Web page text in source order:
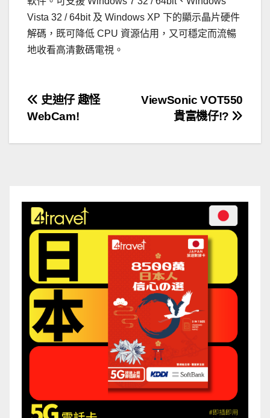
Vista 32 / 64bit 及 Windows XP 下的顯示晶片硬件
解碼，既可降低 CPU 資源佔用，又可穩定而流暢
地收看高清數碼電視。
文
ViewSonic VOT550
貴富機仔!?
史迪仔 趣怪
WebCam!